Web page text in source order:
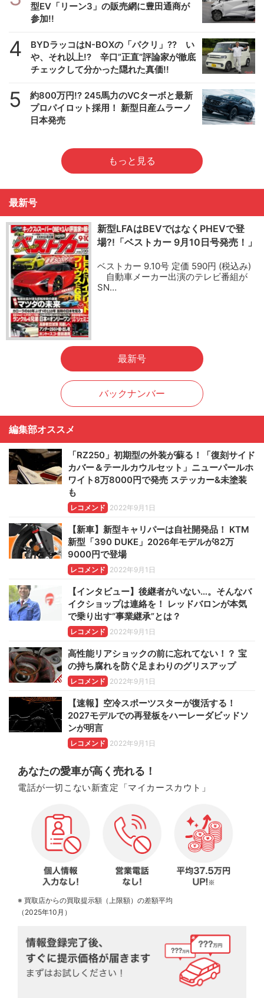
型EV「リーン3」の販売網に豊田通商が
参加!!
4
BYDラッコはN-BOXの「パクリ」?? い
や、それ以上!? 辛口”正直”評論家が徹底
チェックして分かった隠れた真価!!
5
約800万円!? 245馬力のVCターボと最新
プロパイロット採用！ 新型日産ムラーノ
日本発売
もっと見る
最新号
新型LFAはBEVではなくPHEVで登
場?!「ベストカー 9月10日号発売！」
ベストカー 9.10号 定価 590円 (税込み)
自動車メーカー出演のテレビ番組が
SN…
最新号
バックナンバー
編集部オススメ
「RZ250」初期型の外装が蘇る！「復刻サイド
カバー＆テールカウルセット」ニューパールホ
ワイト8万8000円で発売 ステッカー&未塗装
も
レコメンド 2022年9月1日
【新車】新型キャリパーは自社開発品！ KTM
新型「390 DUKE」2026年モデルが82万
9000円で登場
レコメンド 2022年9月1日
【インタビュー】後継者がいない…。そんなバ
イクショップは連絡を！ レッドバロンが本気
で乗り出す“事業継承”とは？
レコメンド 2022年9月1日
高性能リアショックの前に忘れてない！？ 宝
の持ち腐れを防ぐ足まわりのグリスアップ
レコメンド 2022年9月1日
【速報】空冷スポーツスターが復活する！
2027モデルでの再登板をハーレーダビッドソ
ンが明言
レコメンド 2022年9月1日
あなたの愛車が高く売れる！
電話が一切こない新査定「マイカースカウト」
※ 買取店からの買取提示額（上限額）の差額平均
（2025年10月）